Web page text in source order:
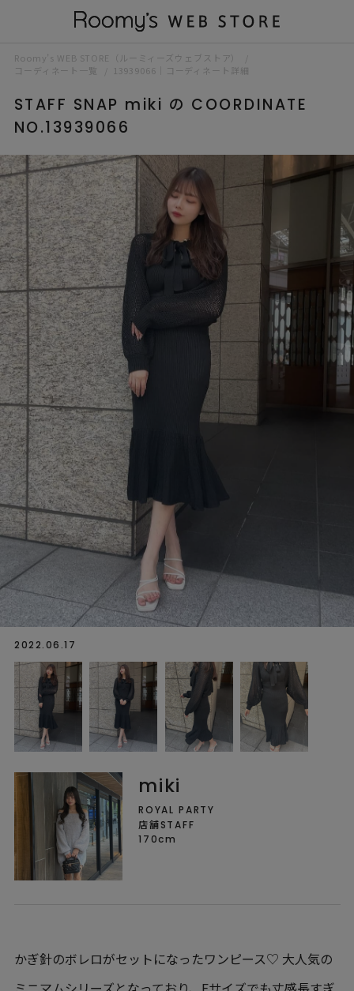
Roomy’s WEB STORE（ルーミィーズウェブストア）
コーディネート一覧
13939066｜コーディネート詳細
STAFF SNAP miki の COORDINATE
NO.13939066
2022.06.17
miki
ROYAL PARTY
店舗STAFF
170cm
かぎ針のボレロがセットになったワンピース♡ 大人気の